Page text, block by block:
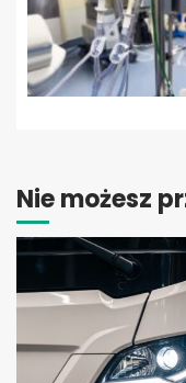
Nie możesz